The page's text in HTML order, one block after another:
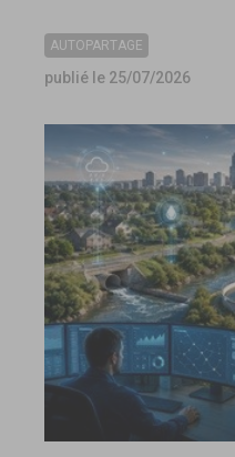
AUTOPARTAGE
publié le 25/07/2026